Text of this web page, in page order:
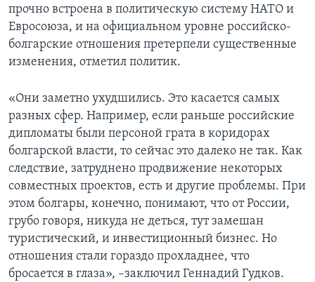
прочно встроена в политическую систему НАТО и
Евросоюза, и на официальном уровне российско-
болгарские отношения претерпели существенные
изменения, отметил политик.
«Они заметно ухудшились. Это касается самых
разных сфер. Например, если раньше российские
дипломаты были персоной грата в коридорах
болгарской власти, то сейчас это далеко не так. Как
следствие, затруднено продвижение некоторых
совместных проектов, есть и другие проблемы. При
этом болгары, конечно, понимают, что от России,
грубо говоря, никуда не деться, тут замешан
туристический, и инвестиционный бизнес. Но
отношения стали гораздо прохладнее, что
бросается в глаза», –заключил Геннадий Гудков.